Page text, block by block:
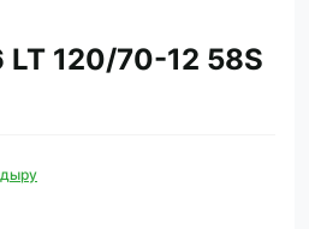
LT 120/70-12 58S